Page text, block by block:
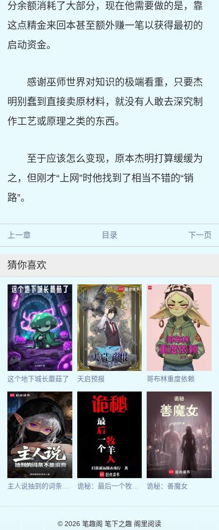
分余额消耗了大部分，现在他需要做的是，靠
这点精金来回本甚至额外赚一笔以获得最初的
启动资金。
感谢巫师世界对知识的极端看重，只要杰
明别蠢到直接卖原材料，就没有人敢去深究制
作工艺或原理之类的东西。
至于应该怎么变现，原本杰明打算缓缓为
之，但刚才“上网”时他找到了相当不错的“销
路”。
上一章 目录 下一页
猜你喜欢
这个地下城长蘑菇了 天启预报 哥布林重度依赖
诡秘：最后一个牧羊人 诡秘：善魔女
© 2026 笔趣阁 笔下之趣 阁里阅读